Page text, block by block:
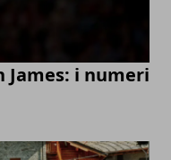
James: i numeri